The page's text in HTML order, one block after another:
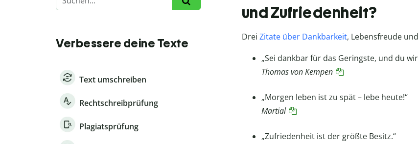
Verbessere deine Texte
Text umschreiben
Rechtschreibprüfung
Plagiatsprüfung
und Zufriedenheit?
Drei Zitate über Dankbarkeit, Lebensfreude
„Sei dankbar für das Geringste, und du
Thomas von Kempen
„Morgen leben ist zu spät – lebe heute!“
Martial
„Zufriedenheit ist der größte Besitz.“